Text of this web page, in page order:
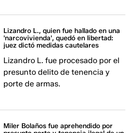
Lizandro L., quien fue hallado en una
'narcovivienda', quedó en libertad:
juez dictó medidas cautelares
Lizandro L. fue procesado por el
presunto delito de tenencia y
porte de armas.
Miler Bolaños fue aprehendido por